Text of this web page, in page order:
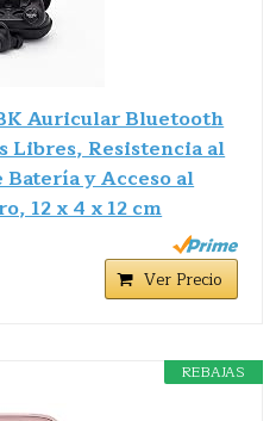
Auricular Bluetooth
Libres, Resistencia al
y Acceso al
12 x 4 x 12 cm
Ver Precio
REBAJAS